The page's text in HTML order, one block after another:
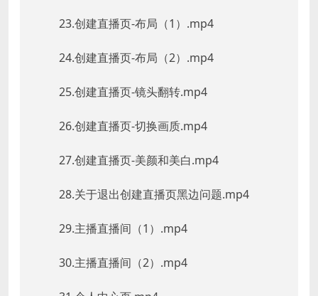
23.创建直播页-布局（1）.mp4
24.创建直播页-布局（2）.mp4
25.创建直播页-镜头翻转.mp4
26.创建直播页-切换画质.mp4
27.创建直播页-美颜和美白.mp4
28.关于退出创建直播页黑边问题.mp4
29.主播直播间（1）.mp4
30.主播直播间（2）.mp4